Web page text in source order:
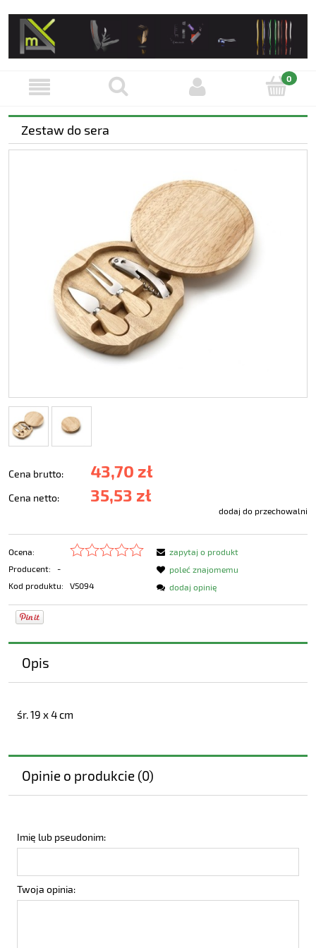
Zestaw do sera
Cena brutto: 43,70 zł
Cena netto: 35,53 zł
dodaj do przechowalni
Ocena:
Producent:
-
Kod produktu:
V5094
zapytaj o produkt
poleć znajomemu
dodaj opinię
Opis
śr. 19 x 4 cm
Opinie o produkcie (0)
Imię lub pseudonim:
Twoja opinia: